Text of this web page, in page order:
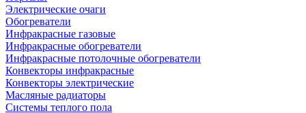
Электрические очаги
Обогреватели
Инфракрасные газовые
Инфракрасные обогреватели
Инфракрасные потолочные обогреватели
Конвекторы инфракрасные
Конвекторы электрические
Масляные радиаторы
Системы теплого пола